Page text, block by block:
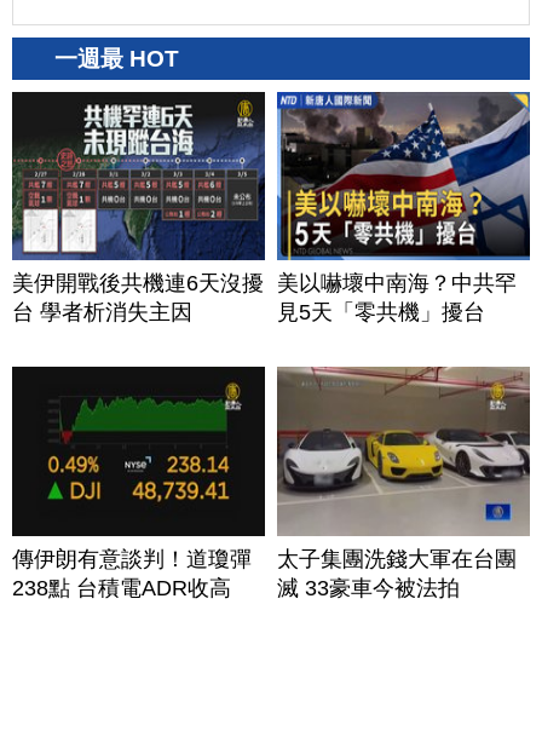
一週最 HOT
美伊開戰後共機連6天沒擾
台 學者析消失主因
美以嚇壞中南海？中共罕
見5天「零共機」擾台
傳伊朗有意談判！道瓊彈
238點 台積電ADR收高
太子集團洗錢大軍在台團
滅 33豪車今被法拍